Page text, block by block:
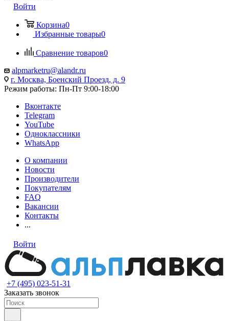
Войти
Корзина0
Избранные товары0
Сравнение товаров0
alpmarketru@alandr.ru
г. Москва, Боенский Проезд, д. 9
Режим работы: Пн-Пт 9:00-18:00
Вконтакте
Telegram
YouTube
Одноклассники
WhatsApp
О компании
Новости
Производители
Покупателям
FAQ
Вакансии
Контакты
...
Войти
+7 (495) 023-51-31
Заказать звонок